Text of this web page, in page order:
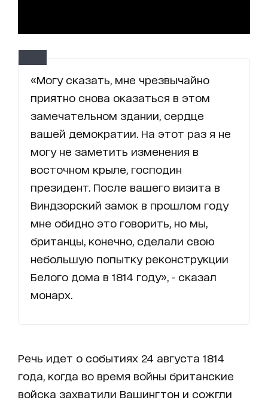
«Могу сказать, мне чрезвычайно
приятно снова оказаться в этом
замечательном здании, сердце
вашей демократии. На этот раз я не
могу не заметить изменения в
восточном крыле, господин
президент. После вашего визита в
Виндзорский замок в прошлом году
мне обидно это говорить, но мы,
британцы, конечно, сделали свою
небольшую попытку реконструкции
Белого дома в 1814 году», - сказал
монарх.
Речь идет о событиях 24 августа 1814
года, когда во время войны британские
войска захватили Вашингтон и сожгли